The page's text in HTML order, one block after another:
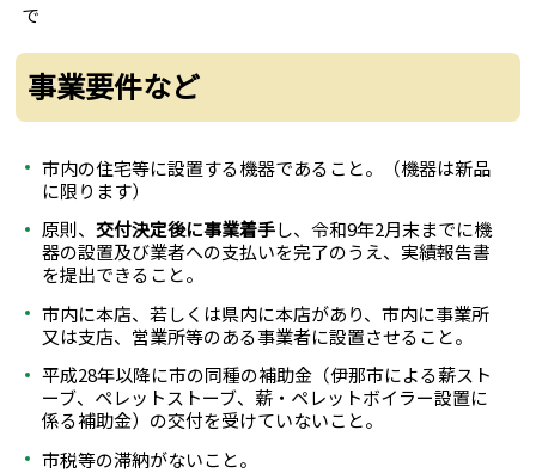
で
事業要件など
市内の住宅等に設置する機器であること。（機器は新品
に限ります）
原則、交付決定後に事業着手し、令和9年2月末までに機
器の設置及び業者への支払いを完了のうえ、実績報告書
を提出できること。
市内に本店、若しくは県内に本店があり、市内に事業所
又は支店、営業所等のある事業者に設置させること。
平成28年以降に市の同種の補助金（伊那市による薪スト
ーブ、ペレットストーブ、薪・ペレットボイラー設置に
係る補助金）の交付を受けていないこと。
市税等の滞納がないこと。